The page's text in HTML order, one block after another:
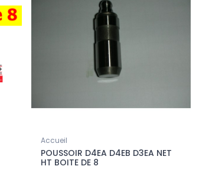
Accueil
POUSSOIR D4EA D4EB D3EA NET
HT BOITE DE 8